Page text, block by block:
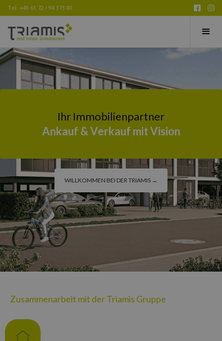
Tel: +49 61 72 / 94 373 80
Ihr Immobilienpartner
Ankauf & Verkauf mit Vision
WILLKOMMEN BEI DER TRIAMIS →
Zusammenarbeit mit der Triamis Gruppe